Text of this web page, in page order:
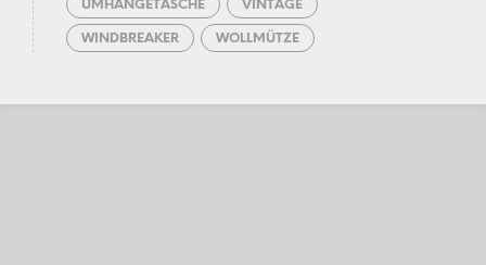
UMHÄNGETASCHE VINTAGE
WINDBREAKER WOLLMÜTZE